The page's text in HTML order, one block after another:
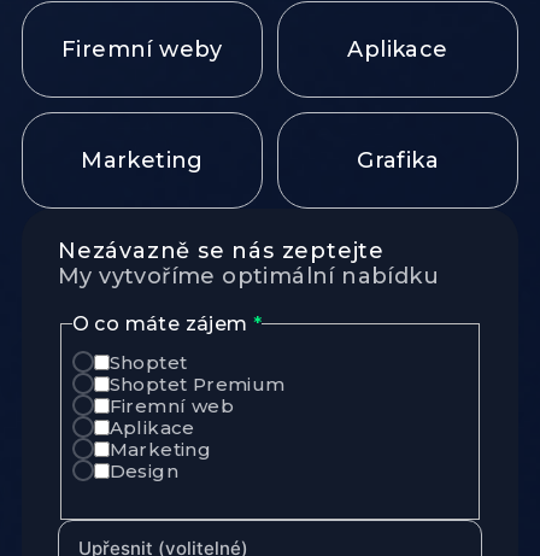
Firemní weby Aplikace
Marketing Grafika
Nezávazně se nás zeptejte
My vytvoříme optimální nabídku
O co máte zájem*
Shoptet
Shoptet Premium
Firemní web
Aplikace
Marketing
Design